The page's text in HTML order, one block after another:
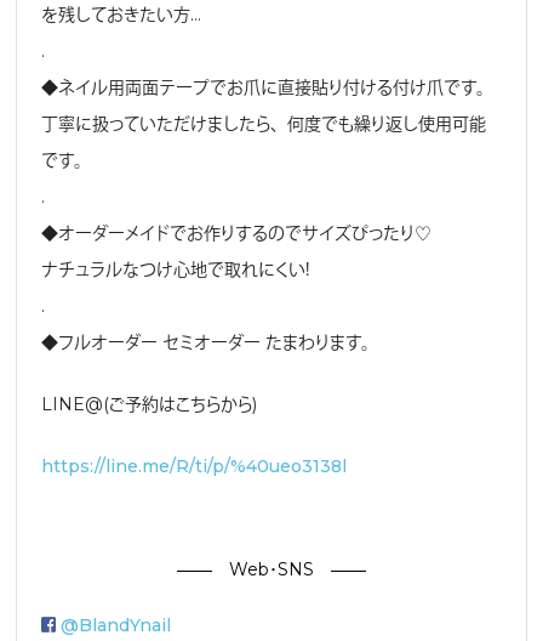
を残しておきたい方…
.
◆ネイル用両面テープでお爪に直接貼り付ける付け爪です。
丁寧に扱っていただけましたら、何度でも繰り返し使用可能
です。
.
◆オーダーメイドでお作りするのでサイズぴったり♡
ナチュラルなつけ心地で取れにくい！
.
◆フルオーダー セミオーダー たまわります。
LINE@(ご予約はこちらから)
https://line.me/R/ti/p/%40ueo3138l
Web・SNS
@BlandYnail